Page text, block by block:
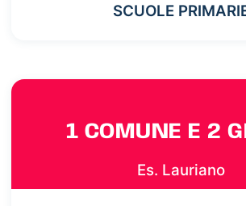
SCUOLE
1 COMUNE E 2
Es. Lauriano